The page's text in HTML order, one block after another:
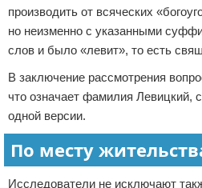
производить от всяческих
но неизменно с указанными
слов и было «левит», то есть
В заключение рассмотрения
что означает фамилия Левицкий,
одной версии.
По месту
Исследователи не исключают